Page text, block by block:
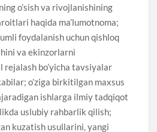
o’sish va rivojlanishining
haqida ma’lumotnoma;
foydalanish uchun qishloq
va ekinzorlarni
bo’yicha tavsiyalar
o’ziga birkitilgan maxsus
ishlarga ilmiy tadqiqot
uslubiy rahbarlik qilish;
kuzatish usullarini, yangi